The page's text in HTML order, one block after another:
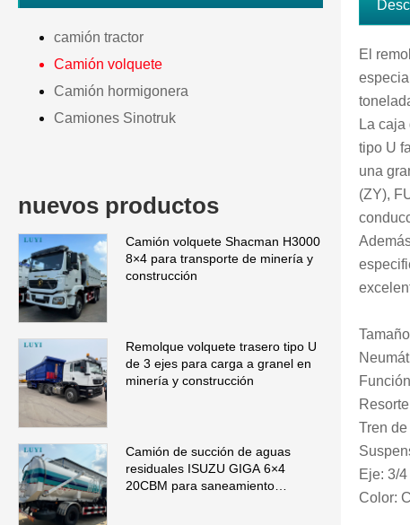
camión tractor
Camión volquete
Camión hormigonera
Camiones Sinotruk
nuevos productos
Camión volquete Shacman H3000
8×4 para transporte de minería y
construcción
Remolque volquete trasero tipo U
de 3 ejes para carga a granel en
minería y construcción
Camión de succión de aguas
residuales ISUZU GIGA 6×4
20CBM para saneamiento
El
La
tipo U
una
(ZY),
Tren
Eje: 3/
Color: